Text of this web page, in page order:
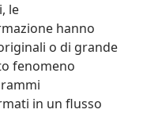
le
hanno
o di grande
fenomeno
in un flusso